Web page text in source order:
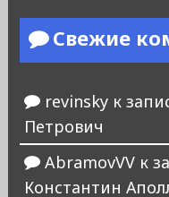
Свежие
revinskyк
Петрович
AbramovVVк
Константин